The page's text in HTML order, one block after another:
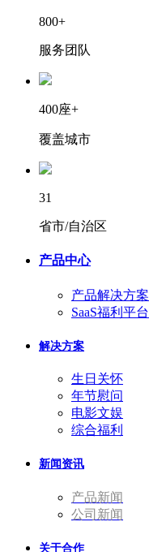
800+
服务团队
400座+
覆盖城市
31
省市/自治区
产品中心
产品解决方案
SaaS福利平台
解决方案
生日关怀
年节慰问
电影文娱
综合福利
新闻资讯
产品新闻
公司新闻
关于合作